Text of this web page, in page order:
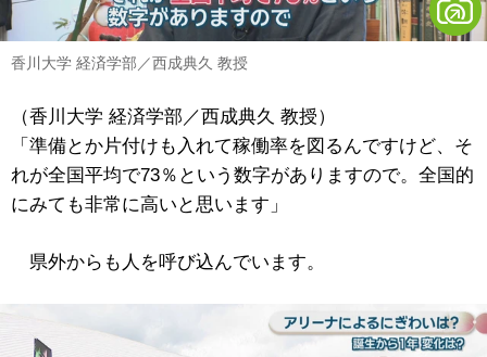
香川大学 経済学部／西成典久 教授
（香川大学 経済学部／西成典久 教授）
「準備とか片付けも入れて稼働率を図るんですけど、そ
れが全国平均で73％という数字がありますので。全国的
にみても非常に高いと思います」
県外からも人を呼び込んでいます。